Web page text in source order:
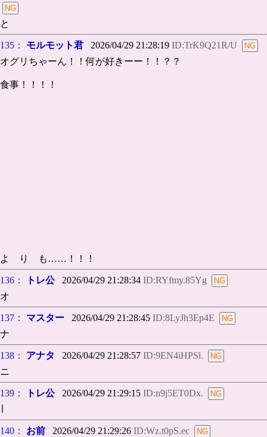
と
135： モルモット君 2026/04/29 21:28:19 ID:TrK9Q21R/U
オグリちゃーん！！何が好きーー！！？？
食事！！！！
よ り も……！！！
136： トレ公2026/04/29 21:28:34 ID:RYfmy.85Yg
オ
137： マスター 2026/04/29 21:28:45 ID:8LyJh3Ep4E
ナ
138： アナタ 2026/04/29 21:28:57 ID:9EN4iHPSl.
ニ
139： トレ公2026/04/29 21:29:15 ID:n9j5ET0Dx.
140： お前 2026/04/29 21:29:26 ID:Wz.t0pS.ec